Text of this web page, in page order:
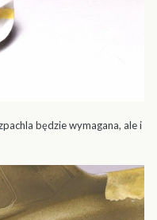
będzie wymagana, ale i